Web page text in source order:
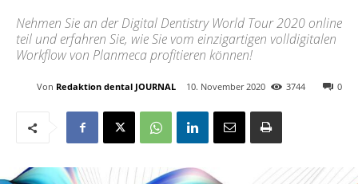
Nehmen Sie an der Digital Dentistry World Tour 2020 online
teil und erfahren Sie, wie Sie vom einzigartigen volldigitalen
Workflow von Planmeca profitieren können!
Von Redaktion dental JOURNAL 10. November 2020 0
3744